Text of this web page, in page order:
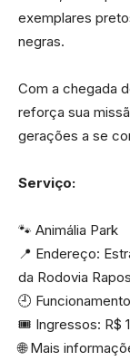
exemplares
negras.
Com a chegada
reforça sua
gerações a se
Serviço:
🐾 Animália Park
📍 Endereço:
da Rodovia
🕘
🎟️ Ingressos: R$
🌐 Mais